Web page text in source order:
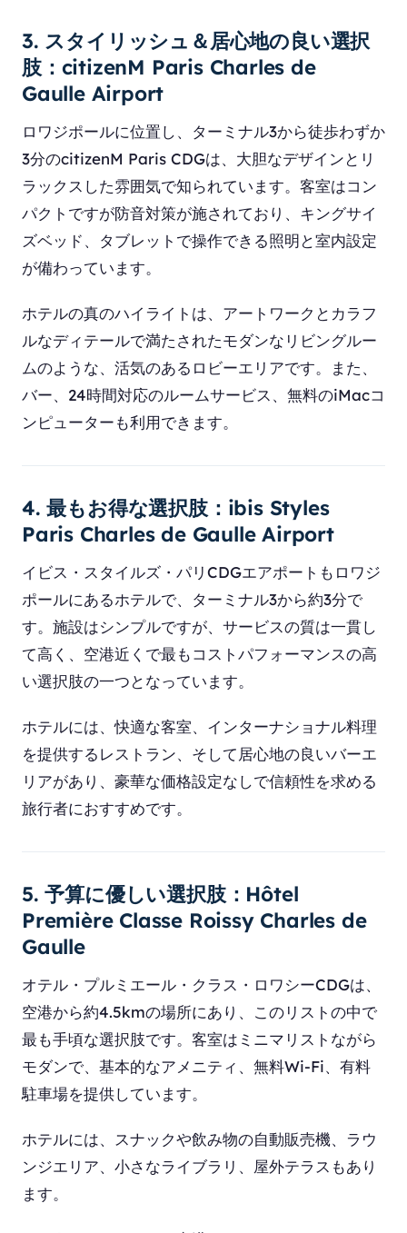
3. スタイリッシュ＆居心地の良い選択
肢：citizenM Paris Charles de
Gaulle Airport
ロワジポールに位置し、ターミナル3から徒歩わずか
3分のcitizenM Paris CDGは、大胆なデザインとリ
ラックスした雰囲気で知られています。客室はコン
パクトですが防音対策が施されており、キングサイ
ズベッド、タブレットで操作できる照明と室内設定
が備わっています。
ホテルの真のハイライトは、アートワークとカラフ
ルなディテールで満たされたモダンなリビングルー
ムのような、活気のあるロビーエリアです。また、
バー、24時間対応のルームサービス、無料のiMacコ
ンピューターも利用できます。
4. 最もお得な選択肢：ibis Styles
Paris Charles de Gaulle Airport
イビス・スタイルズ・パリCDGエアポートもロワジ
ポールにあるホテルで、ターミナル3から約3分で
す。施設はシンプルですが、サービスの質は一貫し
て高く、空港近くで最もコストパフォーマンスの高
い選択肢の一つとなっています。
ホテルには、快適な客室、インターナショナル料理
を提供するレストラン、そして居心地の良いバーエ
リアがあり、豪華な価格設定なしで信頼性を求める
旅行者におすすめです。
5. 予算に優しい選択肢：Hôtel
Première Classe Roissy Charles de
Gaulle
オテル・プルミエール・クラス・ロワシーCDGは、
空港から約4.5kmの場所にあり、このリストの中で
最も手頃な選択肢です。客室はミニマリストながら
モダンで、基本的なアメニティ、無料Wi-Fi、有料
駐車場を提供しています。
ホテルには、スナックや飲み物の自動販売機、ラウ
ンジエリア、小さなライブラリ、屋外テラスもあり
ます。